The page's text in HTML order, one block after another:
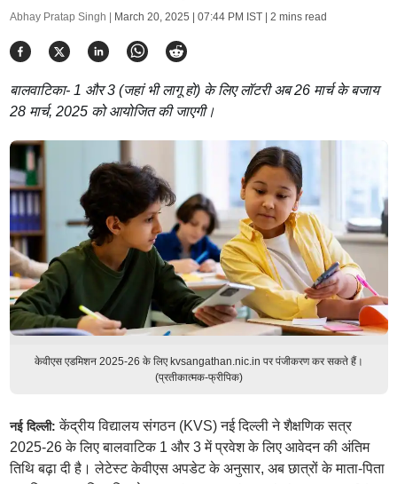
Abhay Pratap Singh | March 20, 2025 | 07:44 PM IST| 2 mins read
बालवाटिका- 1 और 3 (जहां भी लागू हो) के लिए लॉटरी अब 26 मार्च के बजाय
28 मार्च, 2025 को आयोजित की जाएगी।
केवीएस एडमिशन 2025-26 के लिए kvsangathan.nic.in पर पंजीकरण कर सकते हैं।
(प्रतीकात्मक-फ्रीपिक)
नई दिल्ली:केंद्रीय विद्यालय संगठन (KVS) नई दिल्ली ने शैक्षणिक सत्र
2025-26 के लिए बालवाटिक 1 और 3 में प्रवेश के लिए आवेदन की अंतिम
तिथि बढ़ा दी है। लेटेस्ट केवीएस अपडेट के अनुसार, अब छात्रों के माता-पिता